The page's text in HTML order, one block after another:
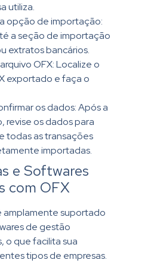
utiliza.
opção de importação:
a seção de importação
extratos bancários.
OFX: Localize o
exportado e faça o
os dados: Após a
revise os dados para
todas as transações
importadas.
e Softwares
com OFX
amplamente suportado
de gestão
o que facilita sua
tipos de empresas.